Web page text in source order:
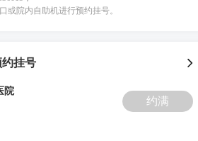
或院内自助机进行预约挂号。
挂号
院
约满